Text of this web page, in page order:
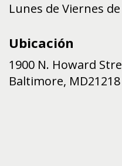
Lunes de Viernes
Ubicación
1900 N. Howard
Baltimore, MD21218